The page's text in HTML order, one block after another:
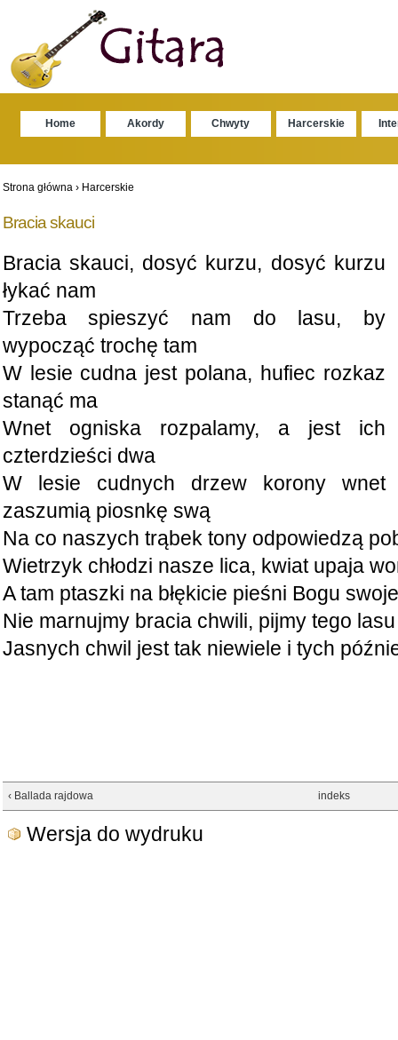
Home Akordy Chwyty Harcerskie
Strona główna› Harcerskie
Bracia skauci
Bracia skauci, dosyć kurzu, dosyć kurzu
łykać nam
Trzeba spieszyć nam do lasu, by
wypocząć trochę tam
W lesie cudna jest polana, hufiec rozkaz
stanąć ma
Wnet ogniska rozpalamy, a jest ich
czterdzieści dwa
W lesie cudnych drzew korony wnet
zaszumią piosnkę swą
Na co naszych trąbek tony odpowiedzą
Wietrzyk chłodzi nasze lica, kwiat upaja
A tam ptaszki na błękicie pieśni Bogu
Nie marnujmy bracia chwili, pijmy tego
Jasnych chwil jest tak niewiele i tych
‹ Ballada rajdowa indeks
Wersja do wydruku